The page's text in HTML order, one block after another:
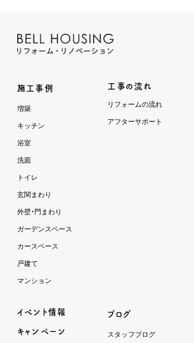
施工事例
増築
キッチン
浴室
洗面
トイレ
玄関まわり
外壁・門まわり
ガーデンスペース
カースペース
戸建て
マンション
工事の流れ
リフォームの流れ
アフターサポート
イベント情報
キャンペーン
ブログ
スタッフブログ